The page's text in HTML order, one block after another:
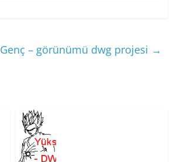
Genç – görünümü dwg projesi →